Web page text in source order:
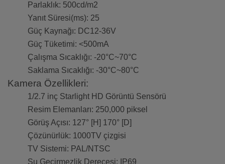
Parlaklık: 500cd/m2
Yanıt Süresi(ms): 25
Güç Kaynağı: DC12-36V
Güç Tüketimi: <500mA
Çalışma Sıcaklığı: -20°C~70°C
Saklama Sıcaklığı: -30°C~80°C
Kamera Özellikleri:
1/2.7 inç Starlight HD Görüntü Sensörü
Resim Elemanları: 250,000 piksel
Görüş Açısı: 127° [H] 170° [D]
Çözünürlük: 1000TV çizgisi
TV Sistemi: PAL/NTSC
Su Geçirmezlik Derecesi: IP69